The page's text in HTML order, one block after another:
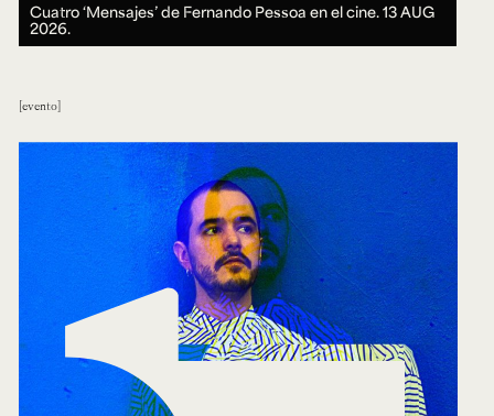
Cuatro ‘Mensajes’ de Fernando Pessoa en el cine.13 AUG
2026.
evento